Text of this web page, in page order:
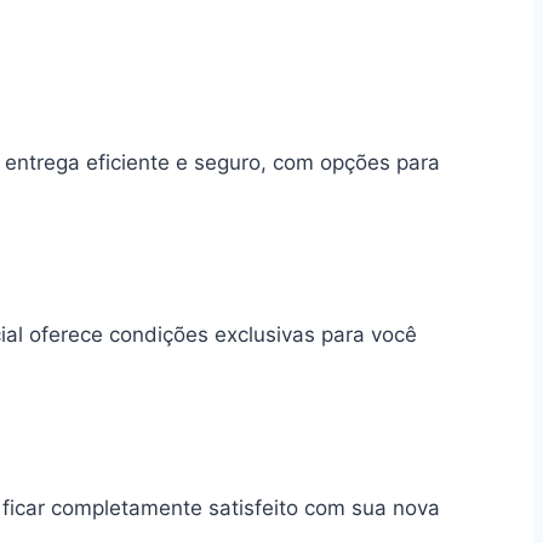
eficiente e seguro, com opções para
oferece condições exclusivas para você
completamente satisfeito com sua nova